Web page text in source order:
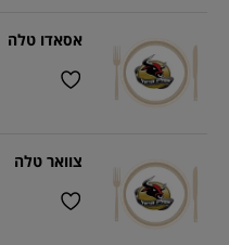
אסאדו טלה
צוואר טלה